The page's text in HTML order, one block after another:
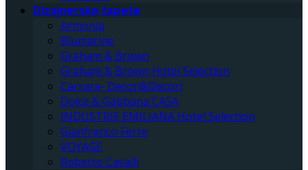
Dizajnerske tapete
Armonia
Blumarine
Graham & Brown
Graham & Brown Hotel Selection
Carrara- Decori&Decori
Dolce & Gabbana CASA
INDUSTRIE EMILIANA Hotel Selection
Gianfranco Ferre
VOYAGE
Roberto Cavalli